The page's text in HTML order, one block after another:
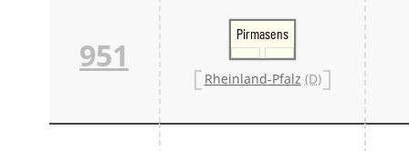
951
Pirmasens
Rheinland-Pfalz (D)